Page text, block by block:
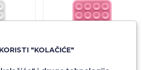
"KOLAČIĆE"